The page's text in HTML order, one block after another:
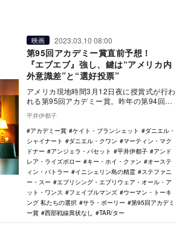
映画 2023.03.10 08:00
第95回アカデミー賞直前予想！
『エブエブ』強し、鍵は“アメリカ内
外意識差”と“選好投票”
アメリカ現地時間3月12日夜に授賞式が行わ
れる第95回アカデミー賞。昨年の第94回の
各賞受賞作を覚えているだろうか？ 主演
男優賞…
平井伊都子
アカデミー賞
ケイト・ブランシェット
ダニエル・
シャイナート
ダニエル・クワン
マーティン・マク
ドナー
アンジェラ・バセット 平井伊都子
アンド
レア・ライズボロー
キー・ホイ・クァン
オーステ
ィン・バトラー
イニシェリン島の精霊
ステファニ
ー・スー
エブリシング・エブリウェア・オール・ア
ット・ワンス
フェイブルマンズ
ウーマン・トーキ
ング 私たちの選択
サラ・ポーリー
第95回アカデミ
ー賞
西部戦線異状なし TAR/ター